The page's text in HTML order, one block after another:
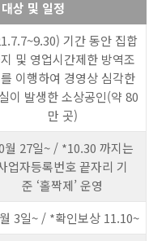
상 및 일정
기간 동안 집합
및 영업시간제한 방역조
이행하여 경영상 심각한
이 발생한 소상공인(약 80
만 곳)
월 27일~ / *10.30 까지는
업자등록번호 끝자리 기
준 ‘홀짝제’ 운영
3일~ / *확인보상 11.10~